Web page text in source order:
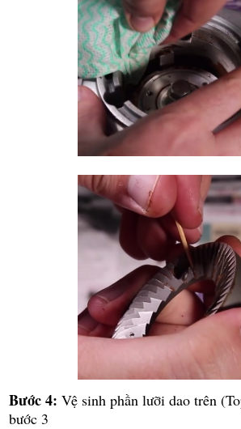
Bước 4: Vệ sinh phần lưỡi dao trên
bước 3